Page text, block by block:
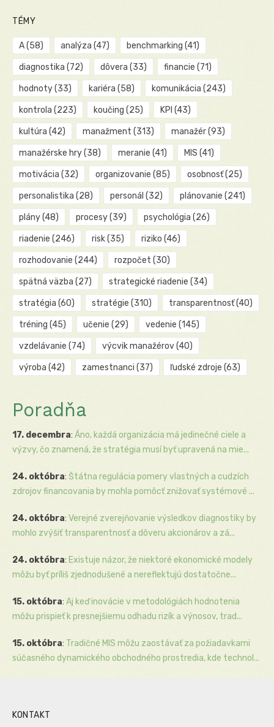
TÉMY
A(58) analýza (47) benchmarking (41)
diagnostika (72) dôvera (33) financie (71)
hodnoty(33) kariéra (58) komunikácia (243)
kontrola (223) koučing (25) KPI (43)
kultúra (42) manažment (313) manažér(93)
manažérske hry(38) meranie (41) MIS (41)
motivácia (32) organizovanie (85) osobnosť(25)
personalistika (28) personál (32) plánovanie (241)
plány(48) procesy(39) psychológia (26)
riadenie (246) risk(35) riziko (46)
rozhodovanie (244) rozpočet (30)
spätná väzba (27) strategické riadenie (34)
stratégia (60) stratégie (310) transparentnosť(40)
tréning (45) učenie (29) vedenie (145)
vzdelávanie (74) výcvik manažérov(40)
výroba (42) zamestnanci (37) ľudské zdroje (63)
Poradňa
17. decembra: Áno, každá organizácia má jedinečné ciele a
výzvy, čo znamená, že stratégia musí byť upravená na mie...
24. októbra: Štátna regulácia pomery vlastných a cudzích
zdrojov financovania by mohla pomôcť znižovať systémové ...
24. októbra: Verejné zverejňovanie výsledkov diagnostiky by
mohlo zvýšiť transparentnosť a dôveru akcionárov a zá...
24. októbra: Existuje názor, že niektoré ekonomické modely
môžu byť príliš zjednodušené a nereflektujú dostatočne...
15. októbra: Aj keď inovácie v metodológiách hodnotenia
môžu prispieť k presnejšiemu odhadu rizík a výnosov, trad...
15. októbra: Tradičné MIS môžu zaostávať za požiadavkami
súčasného dynamického obchodného prostredia, kde technol...
KONTAKT